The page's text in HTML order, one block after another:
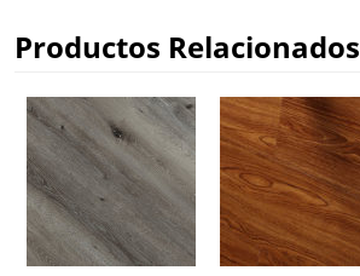
Productos Relacionados